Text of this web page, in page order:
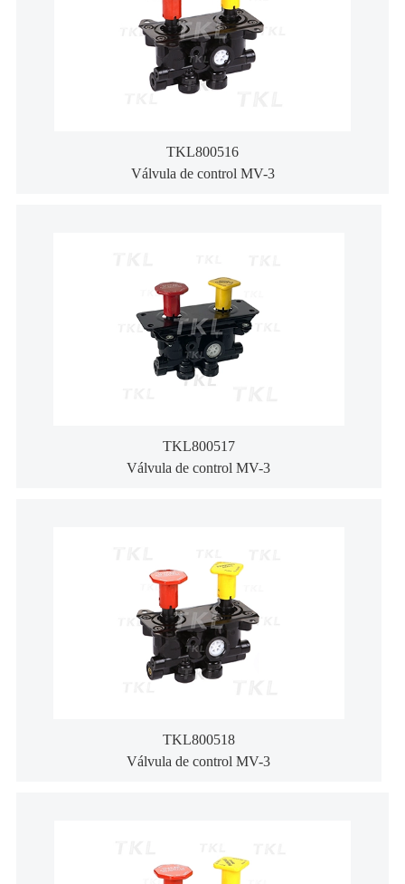
TKL800516
Válvula de control MV-3
TKL800517
Válvula de control MV-3
TKL800518
Válvula de control MV-3